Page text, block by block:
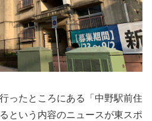
ったところにある「中野駅前住
という内容のニュースが東スポ